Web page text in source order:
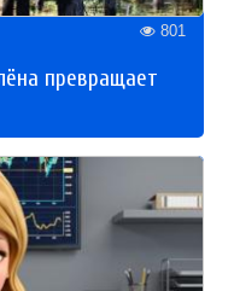
801
превращает